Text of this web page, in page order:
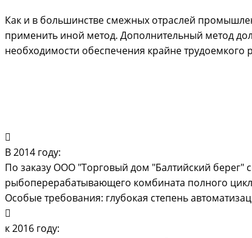
Как и в большинстве смежных отраслей
применить иной метод. Дополнительный метод
необходимости обеспечения крайне трудоемкого
В 2014 году:
По заказу ООО "Торговый дом "Балтийский берег"
рыбоперерабатывающего комбината полного
Особые требования: глубокая степень
к 2016 году: